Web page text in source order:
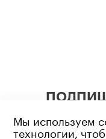
Мы используем
технологии,